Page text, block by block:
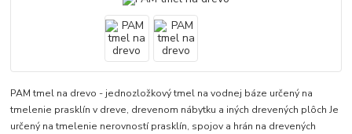
PAM tmel na drevo - jednozložkový tmel na vodnej báze určený na
tmelenie prasklín v dreve, drevenom nábytku a iných drevených plôch Je
určený na tmelenie nerovností prasklín, spojov a hrán na drevených